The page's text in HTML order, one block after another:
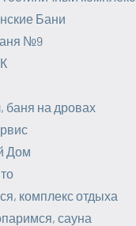
Бани
№9
баня на дровах
Дом
комплекс отдыха
сауна